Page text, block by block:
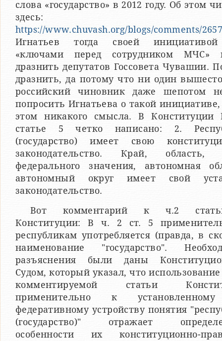
слова «государство» в 2012 году. Об этом
здесь:
https://www.chuvash.org/blogs/comments/
Игнатьев тогда своей
«ключами перед сотрудником МЧС»
дразнить депутатов Госсовета Чувашии.
дразнить, да потому что ни один
российский чиновник даже шепотом
попросить Игнатьева о такой
этом никакого смысла. В
статье 5 четко написано: 2.
(государство) имеет свою
законодательство. Край, область,
федерального значения, автономная
автономный округ имеет свой
законодательство.
Вот комментарий к ч.2
Конституции: В ч. 2 ст. 5
республикам употребляется (правда, в
наименование "государство".
разъяснения были даны
Судом, который указал, что
комментируемой статьи
применительно к
федеративному устройству понятия
(государство)" отражает
особенности их конституционно-